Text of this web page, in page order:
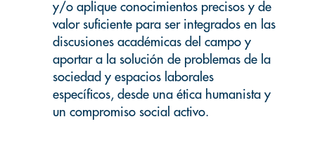
y/o aplique conocimientos precisos y de
valor suficiente para ser integrados en las
discusiones académicas del campo y
aportar a la solución de problemas de la
sociedad y espacios laborales
específicos, desde una ética humanista y
un compromiso social activo.